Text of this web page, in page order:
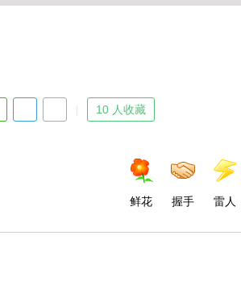
10 人收藏
鲜花 握手 雷人